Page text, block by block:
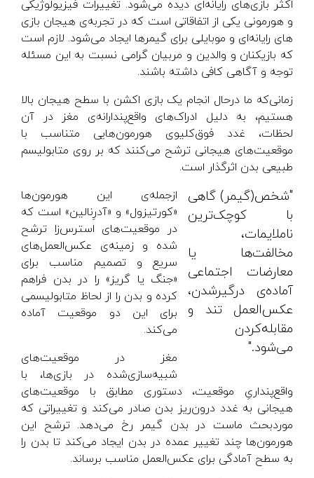
اکثر بازی‌های رایانه‌ای دیده می‌شود. تغییرات فیزیولوژیکی
و هورمونی یکی از اتفاقاتی است که در تجربه‌ی هیجان بازی­‌
های رایانه‌ای و موبایلی برای گیمرها ایجاد می­‌شود. لازم است
که بازیکنان و والدین و مربیان گرامی نسبت به این مسئله
توجه و آگاهی کافی داشته باشند.
زمانی‌که ما درحال انجام یک بازی اکشن با سطح هیجان بالا
هستیم، به دلیل ادراک‌های واقع‌پندارانه‌ی مغز در آن
لحظات، غدد فوق‌کلیوی هورمون‌هایی متناسب با
موقعیت‌های هیجانی ترشح می‌کنند که بر روی متابولیسم
طبیعی بدن اثرگذار است.
"شخص(گیمر) گاهی
با کوچک‌ترین
ناملایمات،
مخالفت‌ها یا
معارضات اجتماعی
آماده‌ی درگیرشدن،
عکس‌العمل تند و
مقابله‌کردن
می‌شود."
ازجمله‌ی این هورمون‌ها
«کورتیزول» و «آدرِنالین» است که
در موقعیت‌های استرس‌زا ترشح
شده و زمینه‌ی عکس‌العمل‌های
سریع و تصمیم مناسب برای
«جنگ یا گریز» را در بدن فراهم
کرده و بدن را از لحاظ متابولیسمی
برای این دو موقعیت آماده
می‌کند.
مغز در موقعیت‌های
شبیه‌سازی‌شده در بازی‌ها، با
واقع‌پنداریِ موقعیت، دستوری مطابق با موقعیت‌های
هیجانی به غدد درون‌ریز بدن صادر می‌کند و تغییراتی که
موردبحث ماست در بدن گیمر رخ می‌دهد. ترشح این
هورمون‌ها چند تغییر عمده در بدن ایجاد می‌کند تا بدن را
به سطح آمادگی برای عکس‌العمل مناسب برساند.